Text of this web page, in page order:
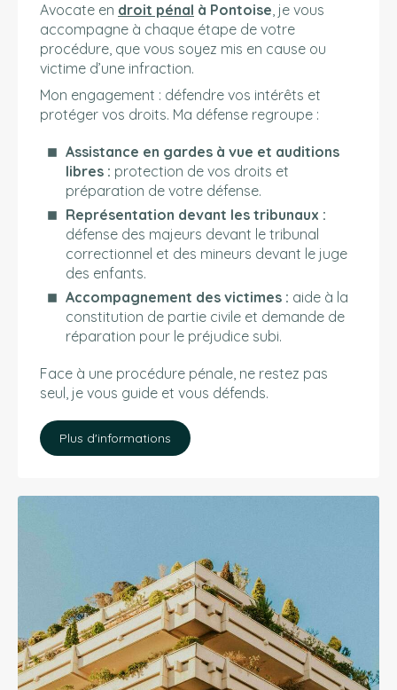
Avocate en droit pénal à Pontoise, je vous
accompagne à chaque étape de votre
procédure, que vous soyez mis en cause ou
victime d’une infraction.
Mon engagement : défendre vos intérêts et
protéger vos droits. Ma défense regroupe :
Assistance en gardes à vue et auditions
libres : protection de vos droits et
préparation de votre défense.
Représentation devant les tribunaux :
défense des majeurs devant le tribunal
correctionnel et des mineurs devant le juge
des enfants.
Accompagnement des victimes : aide à la
constitution de partie civile et demande de
réparation pour le préjudice subi.
Face à une procédure pénale, ne restez pas
seul, je vous guide et vous défends.
Plus d'informations